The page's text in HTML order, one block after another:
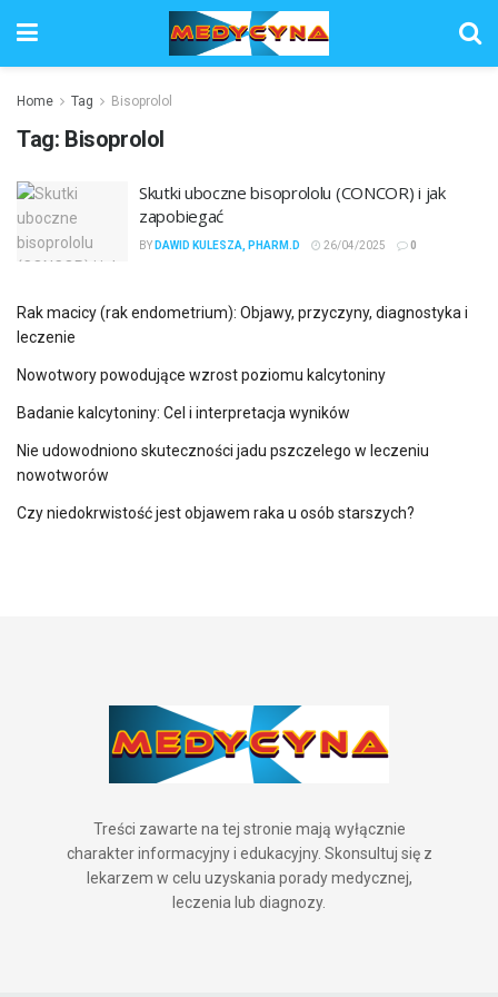
Home Tag Bisoprolol
Tag: Bisoprolol
Skutki uboczne bisoprololu (CONCOR) i jak
zapobiegać
BY DAWID KULESZA, PHARM.D 26/04/2025 0
Rak macicy (rak endometrium): Objawy, przyczyny, diagnostyka i
leczenie
Nowotwory powodujące wzrost poziomu kalcytoniny
Badanie kalcytoniny: Cel i interpretacja wyników
Nie udowodniono skuteczności jadu pszczelego w leczeniu
nowotworów
Czy niedokrwistość jest objawem raka u osób starszych?
Treści zawarte na tej stronie mają wyłącznie
charakter informacyjny i edukacyjny. Skonsultuj się z
lekarzem w celu uzyskania porady medycznej,
leczenia lub diagnozy.